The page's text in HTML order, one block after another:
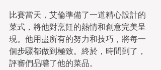
比賽當天，艾倫準備了一道精心設計的
菜式，將他對烹飪的熱情和創意完美呈
現。他用盡所有的努力和技巧，將每一
個步驟都做到極致。終於，時間到了，
評審們品嚐了他的菜品。